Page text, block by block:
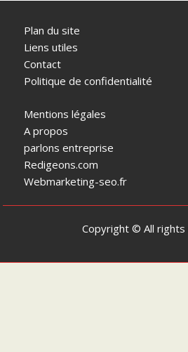
Plan du site
Liens utiles
Contact
Politique de confidentialité
Mentions légales
A propos
parlons entreprise
Redigeons.com
Webmarketing-seo.fr
Copyright © All